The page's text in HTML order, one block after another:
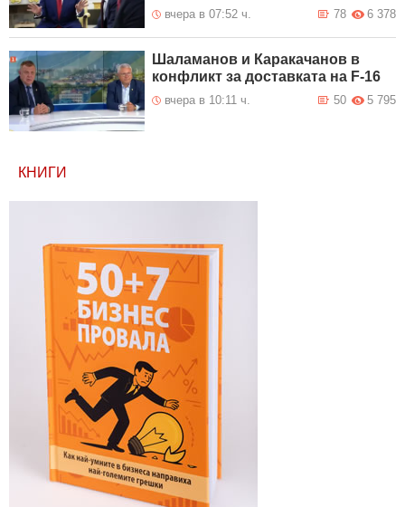
вчера в 07:52 ч. 6 378
78
Шаламанов и Каракачанов в
конфликт за доставката на F-16
вчера в 10:11 ч. 5 795
50
КНИГИ